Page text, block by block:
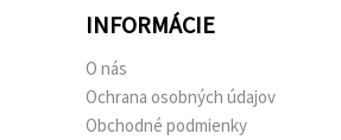
INFORMÁCIE
O nás
Ochrana osobných údajov
Obchodné podmienky